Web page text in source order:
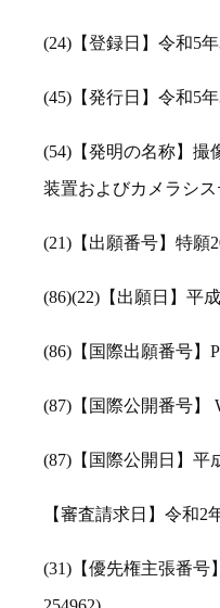
(24)【登録日】令和5
(45)【発行日】令和5
(54)【発明の名称】撮
装置およびカメラシス
(21)【出願番号】特願
(86)(22)【出願日】平
(86)【国際出願番号】
(87)【国際公開番号】
(87)【国際公開日】平
【審査請求日】令和2
(31)【優先権主張番号